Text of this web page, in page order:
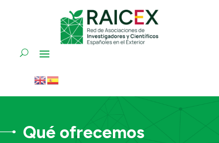
Qué ofrecemos